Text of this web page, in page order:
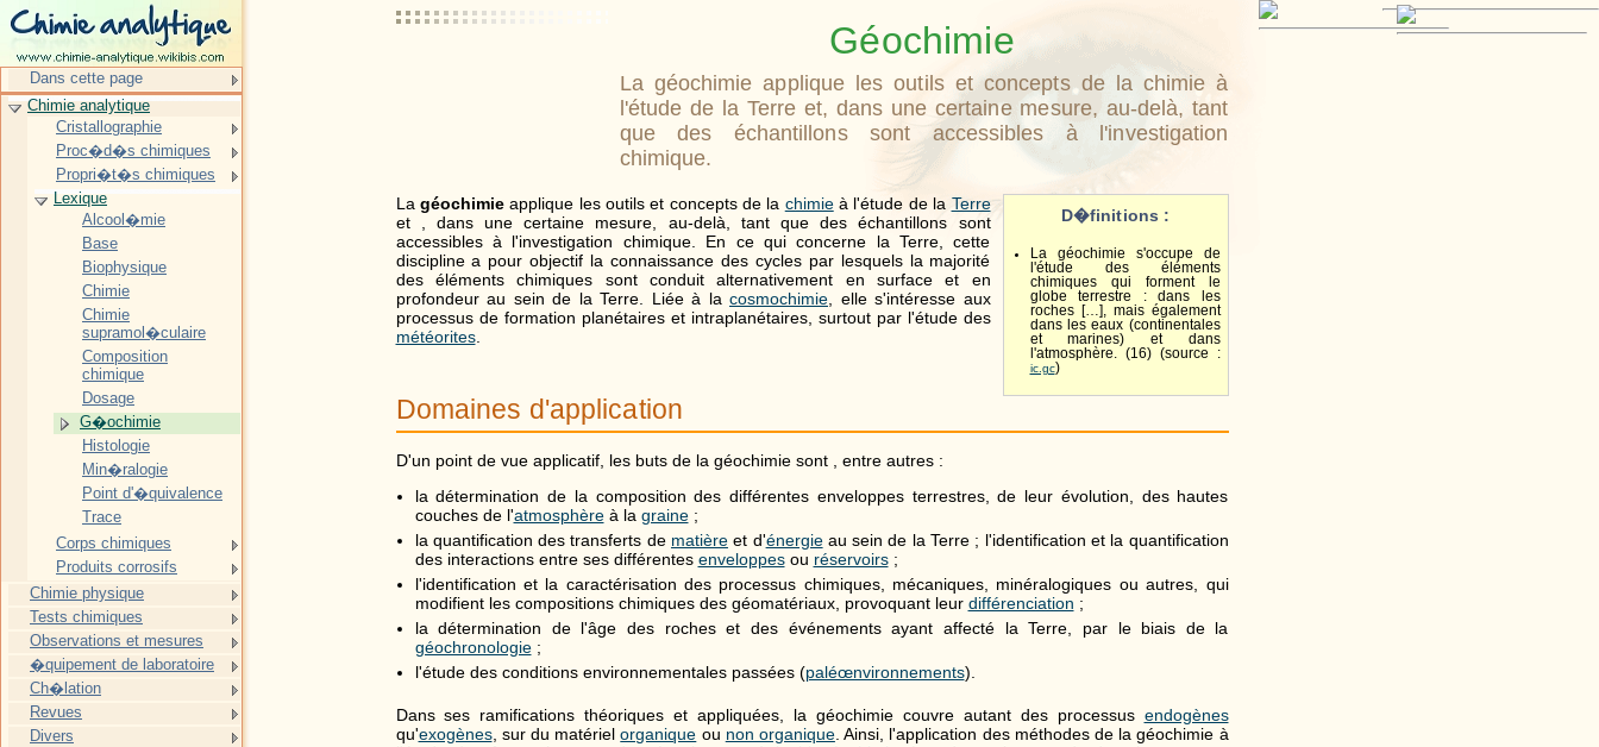
Géochimie
La géochimie applique les outils et concepts de la chimie à
l'étude de la Terre et, dans une certaine mesure, au-delà, tant
que des échantillons sont accessibles à l'investigation
chimique.
D�finitions :
La géochimie s'occupe de
l'étude des éléments
chimiques qui forment le
globe terrestre : dans les
roches […], mais également
dans les eaux (continentales
et marines) et dans
l'atmosphère. (16) (source :
ic.gc)
La géochimieapplique les outils et concepts de la chimieà l'étude de la Terre
et , dans une certaine mesure, au-delà, tant que des échantillons sont
accessibles à l'investigation chimique. En ce qui concerne la Terre, cette
discipline a pour objectif la connaissance des cycles par lesquels la majorité
des éléments chimiques sont conduit alternativement en surface et en
profondeur au sein de la Terre. Liée à la cosmochimie , elle s'intéresse aux
processus de formation planétaires et intraplanétaires, surtout par l'étude des
météorites.
Domaines d'application
D'un point de vue applicatif, les buts de la géochimie sont , entre autres :
la détermination de la composition des différentes enveloppes terrestres, de leur évolution, des hautes
couches de l'atmosphèreà la graine;
la quantification des transferts de matièreet d'énergieau sein de la Terre ; l'identification et la quantification
des interactions entre ses différentes enveloppesou réservoirs;
l'identification et la caractérisation des processus chimiques, mécaniques, minéralogiques ou autres, qui
modifient les compositions chimiques des géomatériaux, provoquant leur différenciation ;
la détermination de l'âge des roches et des événements ayant affecté la Terre, par le biais de la
géochronologie;
l'étude des conditions environnementales passées (paléœnvironnements).
Dans ses ramifications théoriques et appliquées, la géochimie couvre autant des processus endogènes
qu'exogènes, sur du matérielorganique ou non organique. Ainsi, l'application des méthodes de la géochimie à
Dans cette page
Chimie analytique
Cristallographie
Proc�d�s chimiques
Propri�t�s chimiques
Lexique
Alcool�mie
Base
Biophysique
Chimie
Chimie
supramol�culaire
Composition
chimique
Dosage
G�ochimie
Histologie
Min�ralogie
Point d'�quivalence
Trace
Corps chimiques
Produits corrosifs
Chimie physique
Tests chimiques
Observations et mesures
�quipement de laboratoire
Ch�lation
Revues
Divers